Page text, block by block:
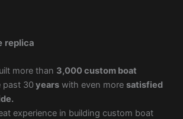
replica
more than 3,000 custom boat
30 yearswith even more satisfied
experience in building custom boat